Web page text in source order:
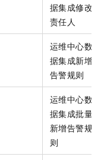
据集成修改
责任人
运维中心数
据集成新增
告警规则
运维中心数
据集成批量
新增告警规
则